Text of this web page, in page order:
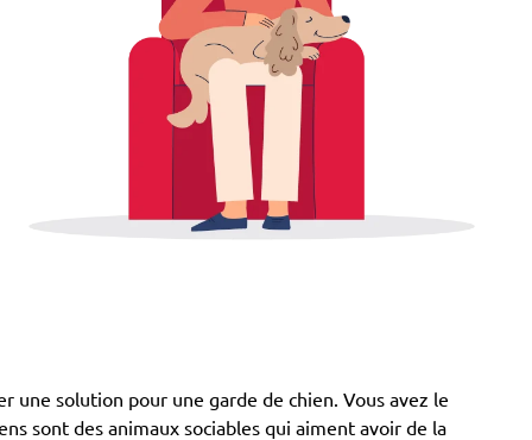
une solution pour une garde de chien. Vous avez le
sont des animaux sociables qui aiment avoir de la